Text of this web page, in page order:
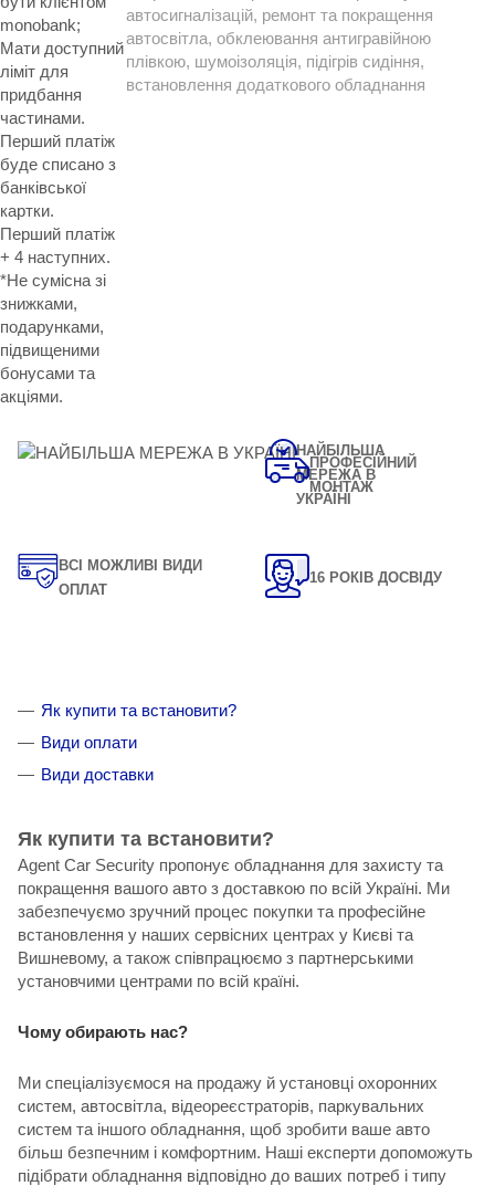
monobank;
Мати доступний
ліміт для
придбання
частинами.
Перший платіж
буде списано з
банківської
картки.
Перший платіж
+ 4 наступних.
*Не сумісна зі
знижками,
подарунками,
підвищеними
бонусами та
акціями.
автосигналізацій, ремонт та покращення
автосвітла, обклеювання антигравійною
плівкою, шумоізоляція, підігрів сидіння,
встановлення додаткового обладнання
НАЙБІЛЬША
МЕРЕЖА В
УКРАЇНІ
ПРОФЕСІЙНИЙ
МОНТАЖ
ВСІ МОЖЛИВІ ВИДИ
ОПЛАТ
16 РОКІВ ДОСВІДУ
Як купити та встановити?
Види оплати
Види доставки
Як купити та встановити?
Agent Car Security пропонує обладнання для захисту та
покращення вашого авто з доставкою по всій Україні. Ми
забезпечуємо зручний процес покупки та професійне
встановлення у наших сервісних центрах у Києві та
Вишневому, а також співпрацюємо з партнерськими
установчими центрами по всій країні.
Чому обирають нас?
Ми спеціалізуємося на продажу й установці охоронних
систем, автосвітла, відеореєстраторів, паркувальних
систем та іншого обладнання, щоб зробити ваше авто
більш безпечним і комфортним. Наші експерти допоможуть
підібрати обладнання відповідно до ваших потреб і типу